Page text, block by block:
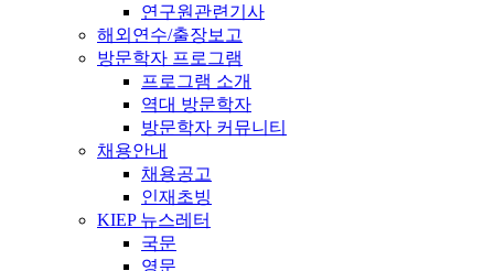
연구원관련기사
해외연수/출장보고
방문학자 프로그램
프로그램 소개
역대 방문학자
방문학자 커뮤니티
채용안내
채용공고
인재초빙
KIEP 뉴스레터
국문
영문